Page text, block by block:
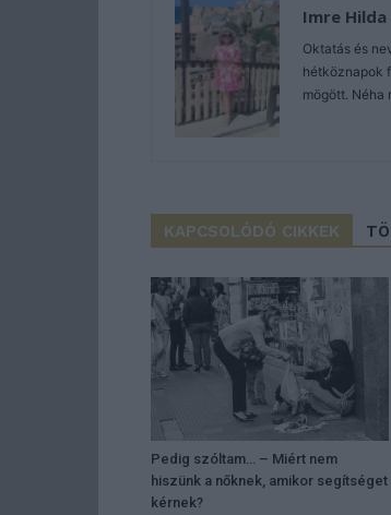
Imre Hilda
Oktatás és
hétköznapok
mögött. Néha
KAPCSOLÓDÓ CIKKEK
Pedig szóltam… – Miért nem
hiszünk a nőknek, amikor segítséget
kérnek?